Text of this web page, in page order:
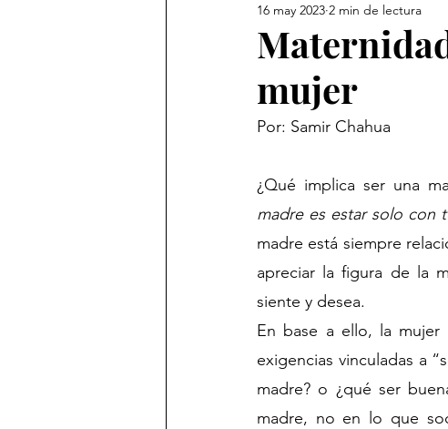
mujer
16 may 2023 2 min de lectura
Por: Samir Chahua
¿Qué implica ser una
madre es estar solo con
madre está siempre
apreciar la figura de la
siente y desea.
En base a ello, la mujer
exigencias vinculadas a
madre? o ¿qué ser
madre, no en lo que